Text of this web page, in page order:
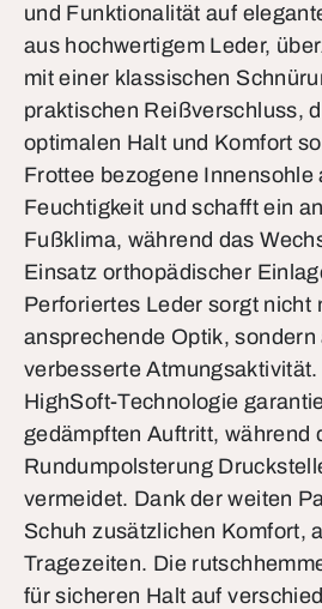
und Funktionalität auf
aus hochwertigem Leder,
mit einer klassischen
praktischen Reißverschluss,
optimalen Halt und Komfort
Frottee bezogene Innensohle
Feuchtigkeit und schafft ein
Fußklima, während das
Einsatz orthopädischer
Perforiertes Leder sorgt nicht
ansprechende Optik, sondern
verbesserte
HighSoft-Technologie
gedämpften Auftritt, während
Rundumpolsterung
vermeidet. Dank der weiten
Schuh zusätzlichen Komfort,
Tragezeiten. Die
für sicheren Halt auf